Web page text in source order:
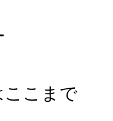
ここまで